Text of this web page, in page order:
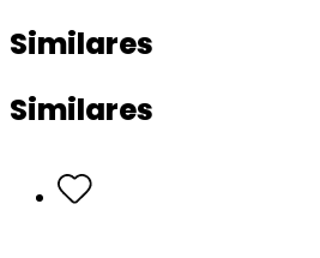
Similares
Similares